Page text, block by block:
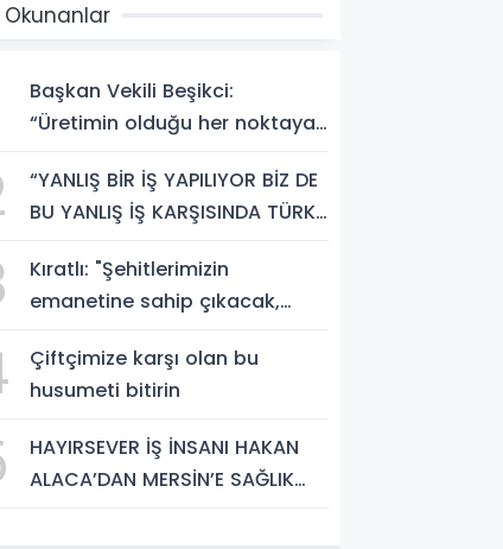
Okunanlar
Başkan Vekili Beşikci:
“Üretimin olduğu her noktaya
“YANLIŞ BİR İŞ YAPILIYOR BİZ DE
BU YANLIŞ İŞ KARŞISINDA TÜRK
EDECEĞİZ”
Kıratlı: "Şehitlerimizin
emanetine sahip çıkacak,
Çiftçimize karşı olan bu
husumeti bitirin
HAYIRSEVER İŞ İNSANI HAKAN
ALACA’DAN MERSİN’E SAĞLIK